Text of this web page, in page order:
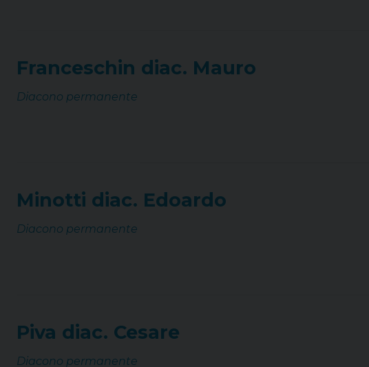
Franceschin diac. Mauro
Diacono permanente
Minotti diac. Edoardo
Diacono permanente
Piva diac. Cesare
Diacono permanente